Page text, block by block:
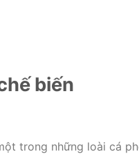
biến
trong những loài cá